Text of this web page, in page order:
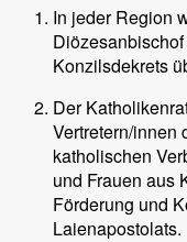
In jeder Region
Konzilsdekrets
Der
Vertretern/innen
katholischen
und Frauen aus
Förderung und
Laienapostolats.